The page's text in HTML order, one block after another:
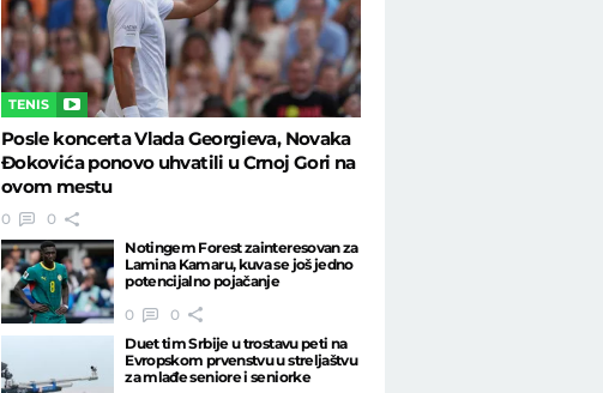
TENIS
Posle koncerta Vlada Georgieva, Novaka
Đokovića ponovo uhvatili u Crnoj Gori na
ovom mestu
0
0
Notingem Forest zainteresovan za
Lamina Kamaru, kuva se još jedno
potencijalno pojačanje
0
0
Duet tim Srbije u trostavu peti na
Evropskom prvenstvu u streljaštvu
za mlađe seniore i seniorke